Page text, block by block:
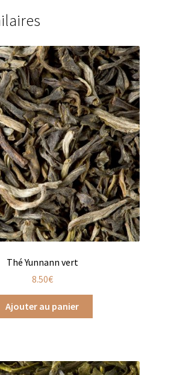
crèmes
salées
culinaires
Thé Yunnann vert
8.50€
Ajouter au panier